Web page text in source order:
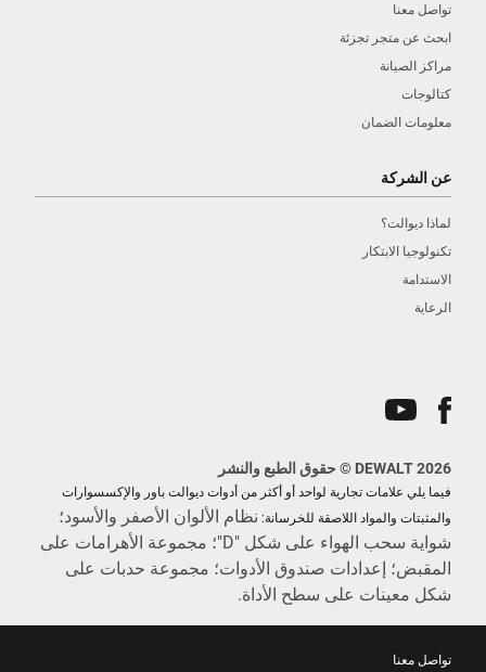
تواصل معنا
ابحث عن متجر تجزئة
مراكز الصيانة
كتالوجات
معلومات الضمان
عن الشركة
لماذا ديوالت؟
تكنولوجيا الابتكار
الاستدامة
الرعاية
DEWALT 2026 © حقوق الطبع والنشر
فيما يلي علامات تجارية لواحد أو أكثر من أدوات ديوالت باور والإكسسوارات
والمثبتات والمواد اللاصقة للخرسانة: نظام الألوان الأصفر والأسود؛
شواية سحب الهواء على شكل "D"؛ مجموعة الأهرامات على
المقبض؛ إعدادات صندوق الأدوات؛ مجموعة حدبات على
شكل معينات على سطح الأداة.
تواصل معنا